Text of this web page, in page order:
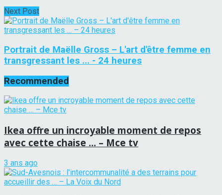
Next Post
Portrait de Maëlle Gross – L'art d'être femme en
transgressant les ... - 24 heures
Recommended
Ikea offre un incroyable moment de repos
avec cette chaise … – Mce tv
3 ans ago